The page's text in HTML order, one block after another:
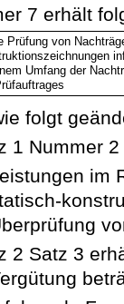
7 erhält
Prüfung von
Umfang der
folgt
1 Nummer
im
2 Satz 3